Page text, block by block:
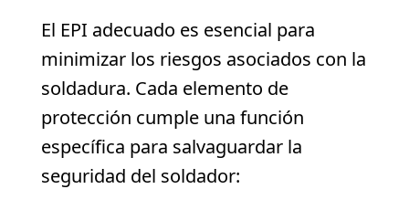
El EPI adecuado es esencial para
minimizar los riesgos asociados con la
soldadura. Cada elemento de
protección cumple una función
específica para salvaguardar la
seguridad del soldador: